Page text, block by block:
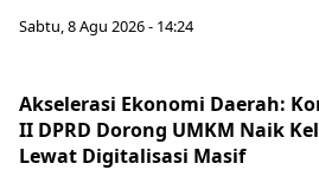
Sabtu, 8 Agu 2026 - 14:24
Akselerasi Ekonomi Daerah:
II DPRD Dorong UMKM Naik
Lewat Digitalisasi Masif